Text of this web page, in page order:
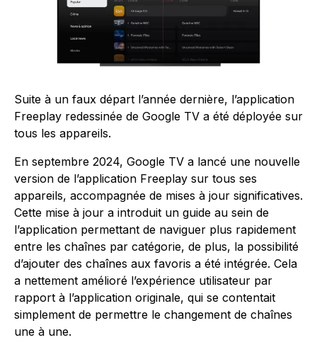
Suite à un faux départ l’année dernière, l’application
Freeplay redessinée de Google TV a été déployée sur
tous les appareils.
En septembre 2024, Google TV a lancé une nouvelle
version de l’application Freeplay sur tous ses
appareils, accompagnée de mises à jour significatives.
Cette mise à jour a introduit un guide au sein de
l’application permettant de naviguer plus rapidement
entre les chaînes par catégorie, de plus, la possibilité
d’ajouter des chaînes aux favoris a été intégrée. Cela
a nettement amélioré l’expérience utilisateur par
rapport à l’application originale, qui se contentait
simplement de permettre le changement de chaînes
une à une.